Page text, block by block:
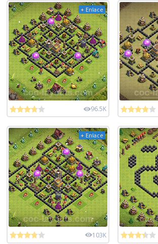
+ Enlace
96.5K
+ Enlace
103K